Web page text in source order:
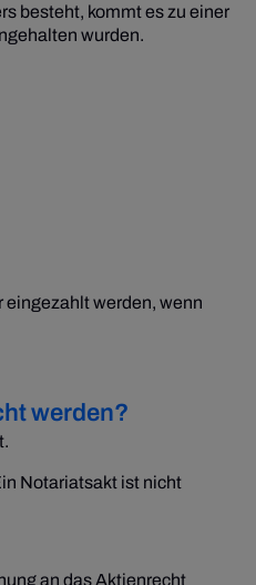
besteht, kommt es zu einer
wurden.
eingezahlt werden, wenn
werden?
Notariatsakt ist nicht
an das Aktienrecht